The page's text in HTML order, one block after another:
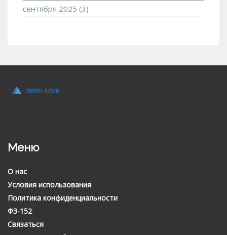
сентября 2025 (3)
Меню
О нас
Условия использования
Политика конфиденциальности
ФЗ-152
Связаться